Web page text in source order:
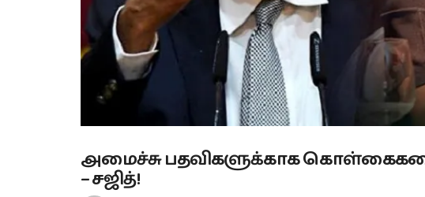
அமைச்சு பதவிகளுக்காக கொள்கைகளை
– சஜித்!